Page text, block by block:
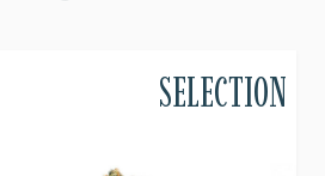
SELECTION